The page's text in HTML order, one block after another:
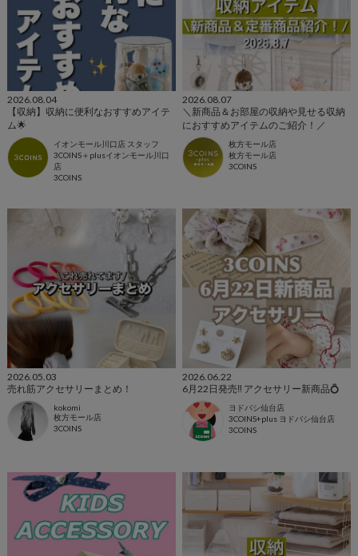
2026.08.04
【収納】収納に便利なおすすめアイテ
ム🌟
イオンモール川口店 スタッフ
3COINS＋plusイオンモール川口
店
3COINS
2026.08.07
＼新商品＆お部屋の収納や見せる収納
におすすめアイテムのご紹介！／
枚方モール店
枚方モール店
3COINS
2026.05.03
売れ筋アクセサリーまとめ！
kokomi
枚方モール店
3COINS
2026.06.22
6月22日発売‼︎ アクセサリー新商品💍
ヨドバシ仙台店
3COINS+plus ヨドバシ仙台店
3COINS